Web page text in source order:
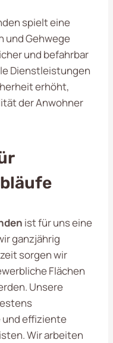
spielt eine
und Gehwege
und befahrbar
Dienstleistungen
erhöht,
der Anwohner
ist für uns eine
ganzjährig
sorgen wir
Flächen
Unsere
und effiziente
Wir arbeiten